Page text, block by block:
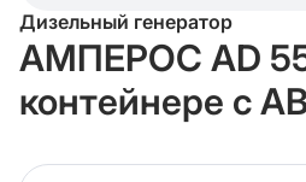
Дизельный генератор
АМПЕРОС AD
контейнере с